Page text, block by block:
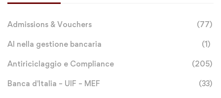
Admissions & Vouchers (77)
AI nella gestione bancaria (1)
Antiriciclaggio e Compliance (205)
Banca d'Italia – UIF – MEF (33)